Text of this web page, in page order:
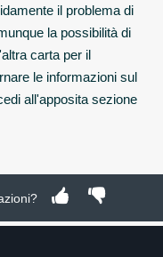
il problema di
la possibilità di
carta per il
le informazioni sul
all'apposita sezione